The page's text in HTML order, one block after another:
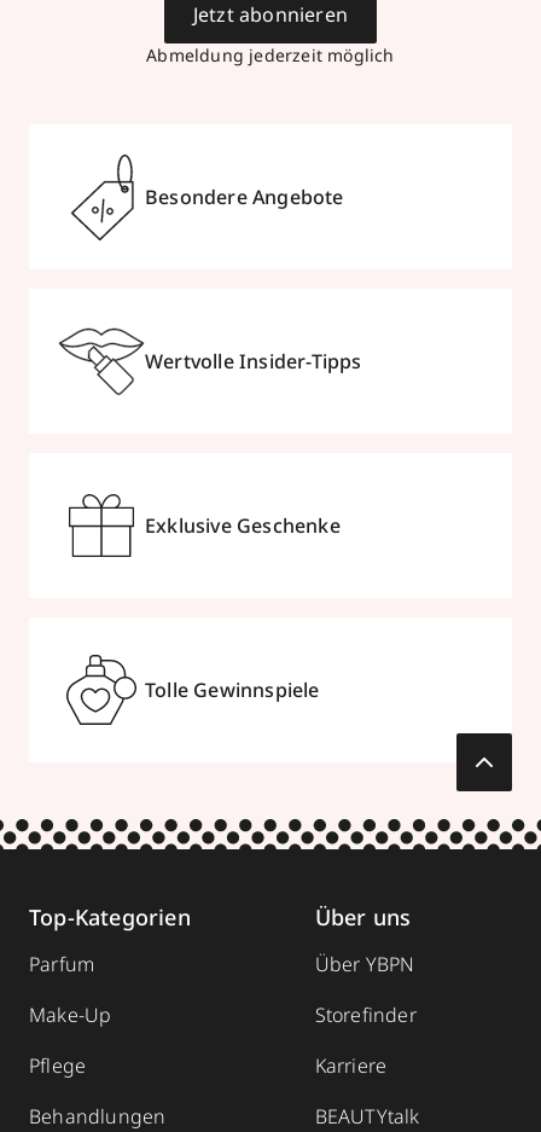
Abmeldung jederzeit möglich
Jetzt abonnieren
Besondere Angebote
Wertvolle Insider-Tipps
Exklusive Geschenke
Tolle Gewinnspiele
Top-Kategorien
Parfum
Make-Up
Pflege
Behandlungen
Über uns
Über YBPN
Storefinder
Karriere
BEAUTYtalk